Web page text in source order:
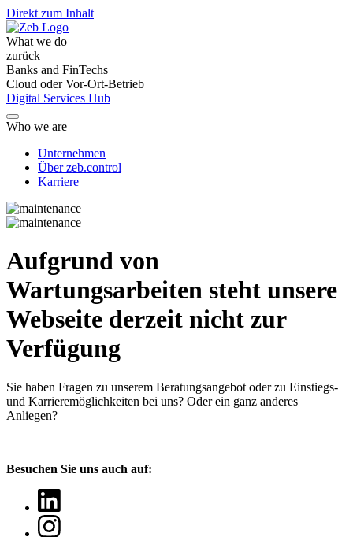
Direkt zum Inhalt
What we do
zurück
Banks and FinTechs
Cloud oder Vor-Ort-Betrieb
Digital Services Hub
Who we are
Unternehmen
Über zeb.control
Karriere
Aufgrund von
Wartungsarbeiten steht unsere
Webseite derzeit nicht zur
Verfügung
Sie haben Fragen zu unserem Beratungsangebot oder zu Einstiegs-
und Karrieremöglichkeiten bei uns? Oder ein ganz anderes
Anliegen?
Besuchen Sie uns auch auf: